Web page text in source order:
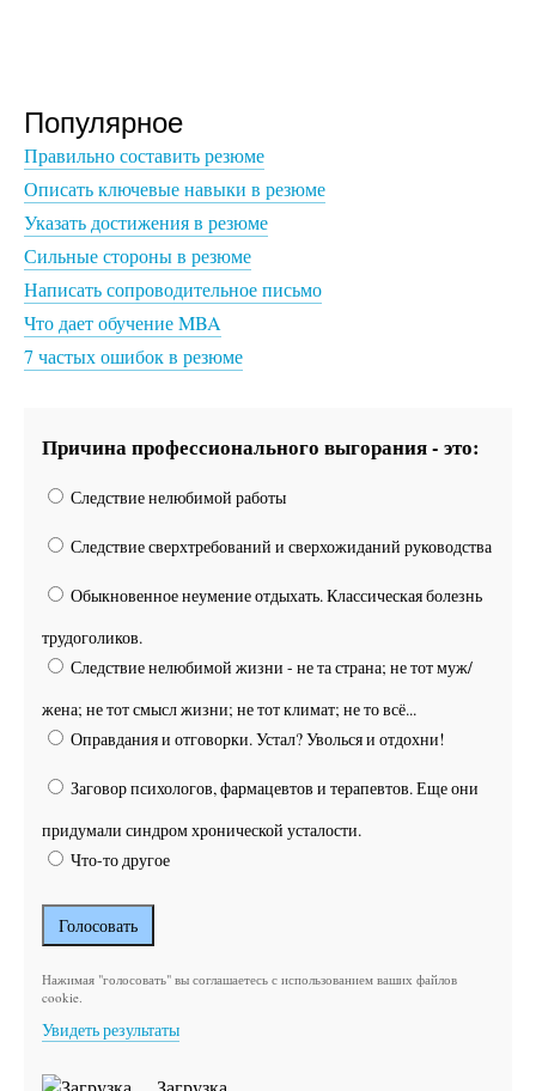
Популярное
Правильно составить резюме
Описать ключевые навыки в резюме
Указать достижения в резюме
Сильные стороны в резюме
Написать сопроводительное письмо
Что дает обучение MBA
7 частых ошибок в резюме
Причина профессионального выгорания - это:
Следствие нелюбимой работы
Следствие сверхтребований и сверхожиданий руководства
Обыкновенное неумение отдыхать. Классическая болезнь
трудоголиков.
Следствие нелюбимой жизни - не та страна; не тот муж/
жена; не тот смысл жизни; не тот климат; не то всё...
Оправдания и отговорки. Устал? Уволься и отдохни!
Заговор психологов, фармацевтов и терапевтов. Еще они
придумали синдром хронической усталости.
Что-то другое
Нажимая "голосовать" вы соглашаетесь с использованием ваших файлов
cookie.
Увидеть результаты